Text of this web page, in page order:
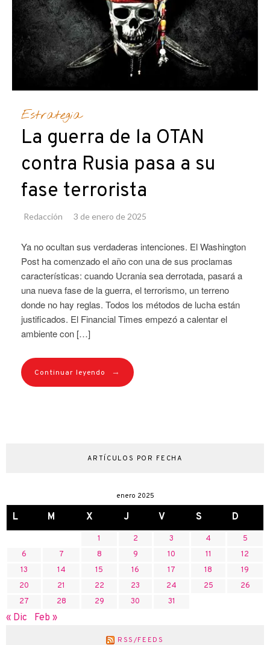
Estrategia
La guerra de la OTAN
contra Rusia pasa a su
fase terrorista
Redacción 3 de enero de 2025
Ya no ocultan sus verdaderas intenciones. El Washington
Post ha comenzado el año con una de sus proclamas
características: cuando Ucrania sea derrotada, pasará a
una nueva fase de la guerra, el terrorismo, un terreno
donde no hay reglas. Todos los métodos de lucha están
justificados. El Financial Times empezó a calentar el
ambiente con […]
Continuar leyendo →
ARTÍCULOS POR FECHA
enero 2025
L M X J V S D
1 2 3 4
5
6
7 8 9 10 11
12
13
14 15 16 17 18
19
20
21 22 23 24 25
26
27
28 29 30 31
« Dic Feb »
RSS/FEEDS